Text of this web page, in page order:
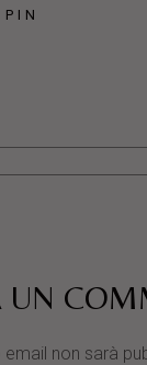
PIN
UN
email non sarà